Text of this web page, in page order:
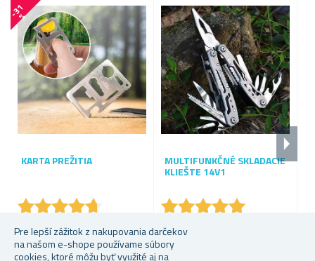
Pre lepší zážitok z nakupovania darčekov
na našom e-shope používame súbory
cookies, ktoré môžu byť využité aj na
-
3
1
%
KARTA PREŽITIA
★★★★★
★★★★★
Od 0,79 €
Skladem
MULTIFUNKČNÉ SKLADACIE
KLIEŠTE 14V1
★★★★★
★★★★★
12,80 €
Skladem